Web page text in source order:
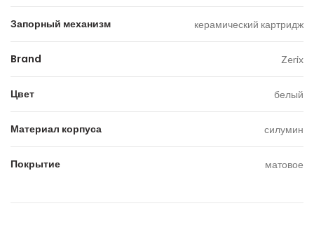
Запорный механизм керамический картридж
Brand Zerix
Цвет белый
Материал корпуса силумин
Покрытие матовое